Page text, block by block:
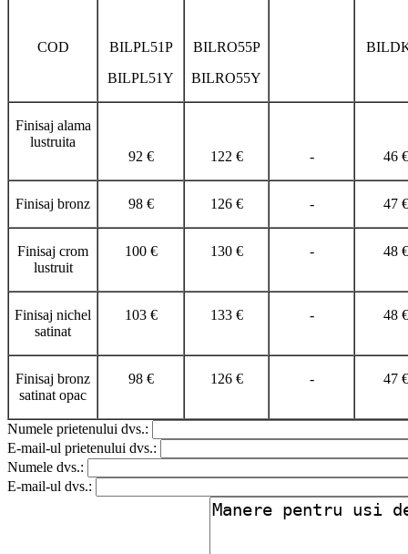
COD
BILPL51P
BILPL51Y
BILRO55P
BILRO55Y
Finisaj alama
lustruita
92 €
122 € - 46 €
Finisaj bronz 98 € 126 € - 47 €
Finisaj crom
lustruit
100 € 130 € - 48 €
Finisaj nichel
satinat
103 € 133 € - 48 €
Finisaj bronz
satinat opac
98 € 126 € - 47 €
Numele prietenului dvs.:
E-mail-ul prietenului dvs.:
Numele dvs.:
E-mail-ul dvs.: